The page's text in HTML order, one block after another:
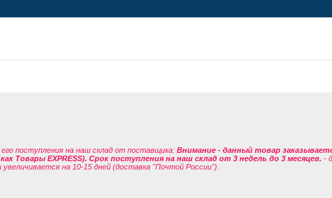
его поступления на наш склад от поставщика: Внимание - данный товар
Товары EXPRESS). Срок поступления на наш склад от 3 недель до 3 месяцев. -
увеличивается на 10-15 дней (доставка "Почтой России").